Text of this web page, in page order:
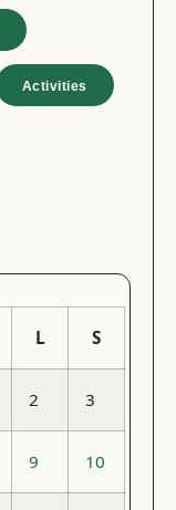
Activities
L S
2 3
9 10